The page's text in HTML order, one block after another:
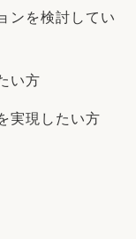
ンを検討してい
い方
実現したい方